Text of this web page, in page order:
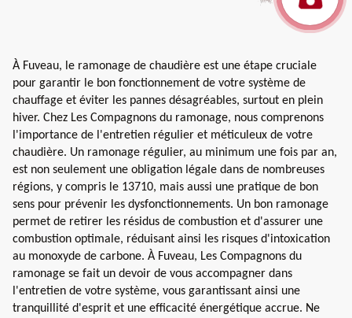
À Fuveau, le ramonage de chaudière est une étape cruciale
pour garantir le bon fonctionnement de votre système de
chauffage et éviter les pannes désagréables, surtout en plein
hiver. Chez Les Compagnons du ramonage, nous comprenons
l'importance de l'entretien régulier et méticuleux de votre
chaudière. Un ramonage régulier, au minimum une fois par an,
est non seulement une obligation légale dans de nombreuses
régions, y compris le 13710, mais aussi une pratique de bon
sens pour prévenir les dysfonctionnements. Un bon ramonage
permet de retirer les résidus de combustion et d'assurer une
combustion optimale, réduisant ainsi les risques d'intoxication
au monoxyde de carbone. À Fuveau, Les Compagnons du
ramonage se fait un devoir de vous accompagner dans
l'entretien de votre système, vous garantissant ainsi une
tranquillité d'esprit et une efficacité énergétique accrue. Ne